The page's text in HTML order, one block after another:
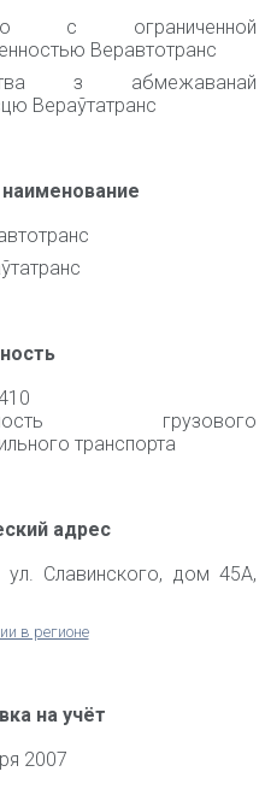
с ограниченной
Веравтотранс
з абмежаванай
Вераўтатранс
грузового
транспорта
адрес
ул. Славинского, дом 45А,
в регионе
на учёт
2007